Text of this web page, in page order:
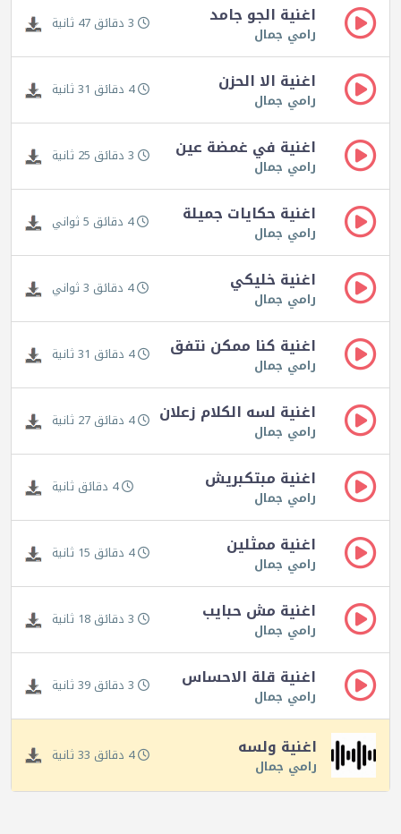
اغنية الجو جامد
رامي جمال 3 دقائق 47 ثانية
اغنية الا الحزن
رامي جمال 4 دقائق 31 ثانية
اغنية في غمضة عين
رامي جمال 3 دقائق 25 ثانية
اغنية حكايات جميلة
رامي جمال 4 دقائق 5 ثواني
اغنية خليكي
رامي جمال 4 دقائق 3 ثواني
اغنية كنا ممكن نتفق
رامي جمال 4 دقائق 31 ثانية
اغنية لسه الكلام زعلان
رامي جمال 4 دقائق 27 ثانية
اغنية مبتكبريش
رامي جمال 4 دقائق ثانية
اغنية ممثلين
رامي جمال 4 دقائق 15 ثانية
اغنية مش حبايب
رامي جمال 3 دقائق 18 ثانية
اغنية قلة الاحساس
رامي جمال 3 دقائق 39 ثانية
اغنية ولسه
رامي جمال 4 دقائق 33 ثانية